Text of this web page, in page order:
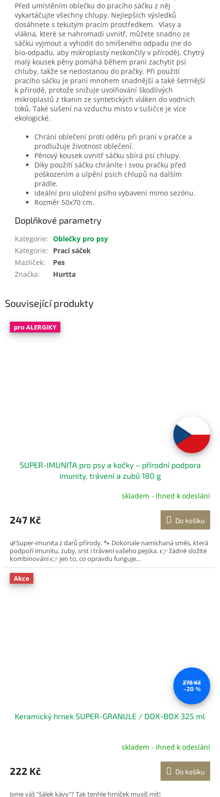
Před umístěním oblečku do pracího sáčku z něj
vykartáčujte všechny chlupy. Nejlepších výsledků
dosáhnete s tekutým pracím prostředkem. Vlasy a
vlákna, které se nahromadí uvnitř, můžete snadno ze
sáčku vyjmout a vyhodit do smíšeného odpadu (ne do
bio-odpadu, aby mikroplasty neskončily v přírodě). Chytrý
malý kousek pěny pomáhá během praní zachytit psí
chluby, takže se nedostanou do pračky. Při použití
pracího sáčku je praní mnohem snadnější a také šetrnější
k přírodě, protože snižuje uvolňování škodlivých
mikroplastů z tkanin ze syntetických vláken do vodních
toků. Také sušení na vzduchu místo v sušičce je více
ekologické.
Chrání oblečení proti oděru při praní v pračce a
prodlužuje životnost oblečení.
Pěnový kousek uvnitř sáčku sbírá psí chlupy.
Díky použití sáčku chráníte i svou pračku před
poškozením a ulpění psích chlupů na dalším
prádle.
Ideální pro uložení psího vybavení mimo sezónu.
Rozměr 50x70 cm.
Doplňkové parametry
Kategorie: Oblečky pro psy
Kategorie:
Prací sáček
Mazlíček:
Pes
Značka: Hurtta
Související produkty
pro ALERGIKY
SUPER-IMUNITA pro psy a kočky – přírodní podpora
imunity, trávení a zubů 180 g
produktu
je
z
5
hvězdiček.
skladem - ihned k odeslání
247 Kč Do košíku
🌿Super-imunita z darů přírody. 🐾 Dokonale namíchaná směs, která
podpoří imunitu, zuby, srst i trávení vašeho pejska. 👉 žádné složité
kombinování 👉 jen to, co opravdu funguje...
Akce
278 Kč
–20 %
Keramický hrnek SUPER-GRANULE / DOX-BOX 325 ml
produktu
je
skladem - ihned k odeslání
222 Kč Do košíku
Jsme váš "šálek kávy"? Tak tenhle hrníček musíš mít!